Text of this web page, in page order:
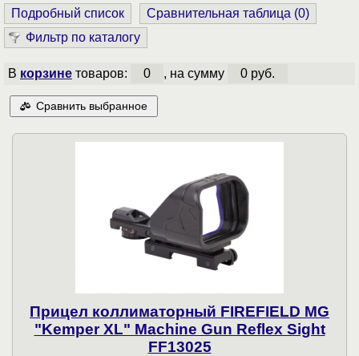
Подробный список
Сравнительная таблица (0)
Фильтр по каталогу
В корзинетоваров: 0 , на сумму 0 руб.
Сравнить выбранное
Прицел коллиматорный FIREFIELD MG
"Kemper XL" Machine Gun Reflex Sight
FF13025